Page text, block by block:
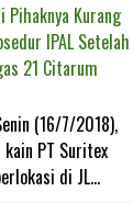
Pihaknya Kurang
IPAL Setelah
21 Citarum
(16/7/2018),
PT Suritex
di JL...